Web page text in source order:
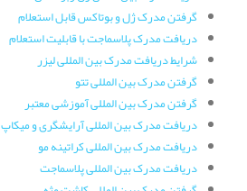
گرفتن مدرک ژل و بوتاکس قابل استعلام
دریافت مدرک پلاسماجت با قابلیت استعلام
شرایط دریافت مدرک بین المللی لیزر
گرفتن مدرک بین المللی تتو
گرفتن مدرک بین المللی آموزشی معتبر
دریافت مدرک بین المللی آرایشگری و میکاپ
دریافت مدرک بین المللی کراتینه مو
دریافت مدرک بین المللی پلاسماجت